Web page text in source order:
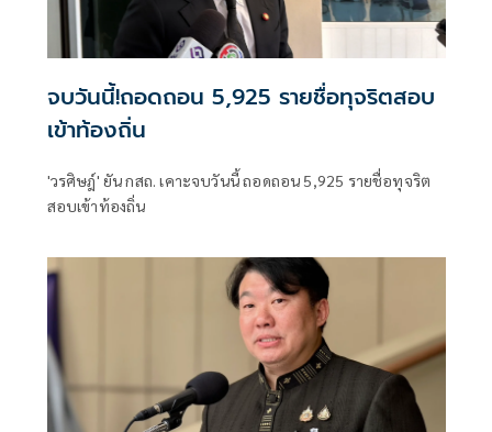
จบวันนี้!ถอดถอน 5,925 รายชื่อทุจริตสอบ
เข้าท้องถิ่น
'วรศิษฎ์' ยัน กสถ. เคาะจบวันนี้ ถอดถอน 5,925 รายชื่อทุจริต
สอบเข้าท้องถิ่น